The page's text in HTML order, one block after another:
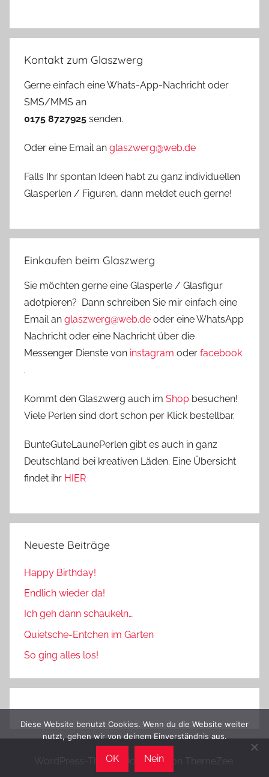
Kontakt zum Glaszwerg
Gerne einfach eine Whats-App-Nachricht oder
SMS/MMS an
0175 8727925 senden.
Oder eine Email an glaszwerg@web.de
Falls Ihr spontan Ideen habt zu ganz individuellen
Glasperlen / Figuren, dann meldet euch gerne!
Einkaufen beim Glaszwerg
Sie möchten gerne eine Glasperle / Glasfigur
adotpieren? Dann schreiben Sie mir einfach eine
Email an glaszwerg@web.de oder eine WhatsApp
Nachricht oder eine Nachricht über die
Messenger Dienste von instagram oder facebook
.
Kommt den Glaszwerg auch im Shop besuchen!
Viele Perlen sind dort schon per Klick bestellbar.
BunteGuteLaunePerlen gibt es auch in ganz
Deutschland bei kreativen Läden. Eine Übersicht
findet ihr HIER
Neueste Beiträge
Happy Birthday!
Endlich wieder da!
Ich geh dann schaukeln…
Quietsche-Entchen im Garten
So ging alles los!
WordPress-Theme: Donovan von ThemeZee.
Diese Website benutzt Cookies. Wenn du die Website weiter
nutzt, gehen wir von deinem Einverständnis aus.
OK Nein